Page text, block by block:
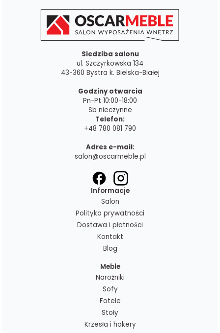
Siedziba salonu
ul. Szczyrkowska 134
43-360 Bystra k. Bielska-Białej
Godziny otwarcia
Pn-Pt 10:00-18:00
Sb nieczynne
Telefon:
+48 780 081 790
Adres e-mail:
salon@oscarmeble.pl
Informacje
Salon
Polityka prywatności
Dostawa i płatności
Kontakt
Blog
Meble
Narożniki
Sofy
Fotele
Stoły
Krzesła i hokery